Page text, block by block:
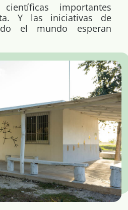
importantes
Y las iniciativas de
el mundo esperan